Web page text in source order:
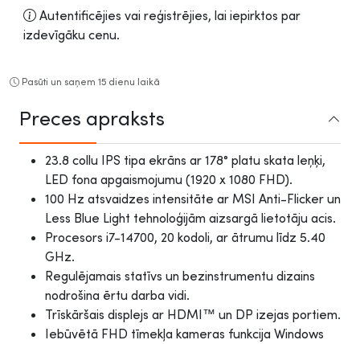
Autentificējies vai reģistrējies, lai iepirktos par
izdevīgāku cenu.
Pasūti un saņem 15 dienu laikā
Preces apraksts
23.8 collu IPS tipa ekrāns ar 178° platu skata leņķi,
LED fona apgaismojumu (1920 x 1080 FHD).
100 Hz atsvaidzes intensitāte ar MSI Anti-Flicker un
Less Blue Light tehnoloģijām aizsargā lietotāju acis.
Procesors i7-14700, 20 kodoli, ar ātrumu līdz 5.40
GHz.
Regulējamais statīvs un bezinstrumentu dizains
nodrošina ērtu darba vidi.
Trīskāršais displejs ar HDMI™ un DP izejas portiem.
Iebūvētā FHD tīmekļa kameras funkcija Windows